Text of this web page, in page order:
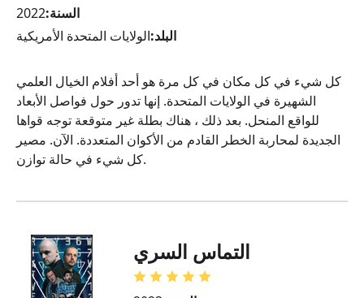
السنة:2022
البلد:الولايات المتحدة الأمريكية
كل شيء في كل مكان في كل مرة هو أحد أفلام الخيال العلمي
الشهيرة في الولايات المتحدة. إنها تدور حول فواصل الأبعاد
للواقع المنحل. بعد ذلك ، هناك بطلة غير متوقعة توجه قواها
الجديدة لمحاربة الخطر القادم من الأكوان المتعددة. الآن. مصير
كل شيء في حالة توازن.
التماس السري